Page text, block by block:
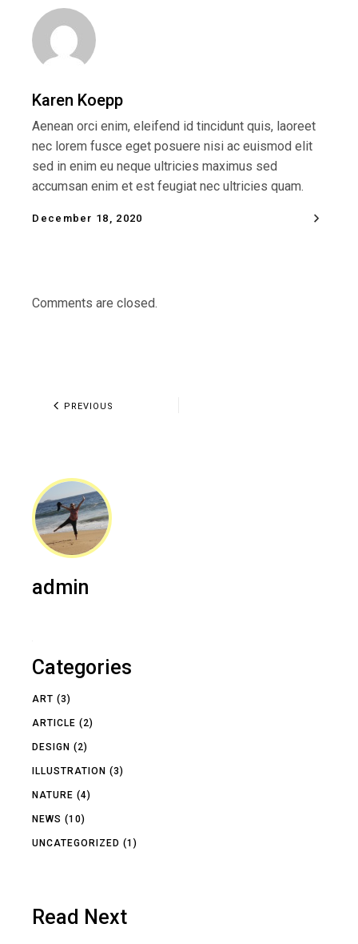
Karen Koepp
Aenean orci enim, eleifend id tincidunt quis, laoreet
nec lorem fusce eget posuere nisi ac euismod elit
sed in enim eu neque ultricies maximus sed
accumsan enim et est feugiat nec ultricies quam.
December 18, 2020
Comments are closed.
PREVIOUS
admin
Categories
ART (3)
ARTICLE (2)
DESIGN (2)
ILLUSTRATION (3)
NATURE (4)
NEWS (10)
UNCATEGORIZED (1)
Read Next